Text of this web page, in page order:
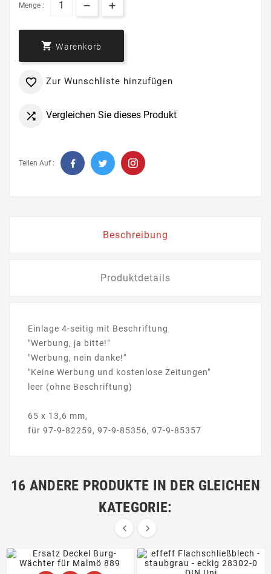
Menge :
 Warenkorb
 Zur Wunschliste hinzufügen
 Vergleichen Sie dieses Produkt
Teilen Auf :
Beschreibung
Produktdetails
Einlage 4-seitig mit Beschriftung
"Werbung, ja bitte!"
"Werbung, nein danke!"
"Keine Werbung und kostenlose Zeitungen"
leer (ohne Beschriftung)
65 x 13,6 mm,
für 97-9-82259, 97-9-85356, 97-9-85357
16 ANDERE PRODUKTE IN DER GLEICHEN
KATEGORIE:
 